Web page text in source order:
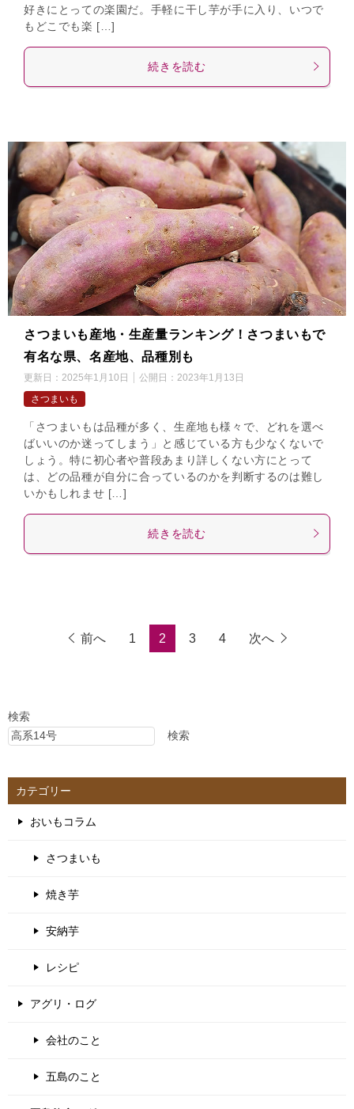
好きにとっての楽園だ。手軽に干し芋が手に入り、いつで
もどこでも楽 […]
続きを読む
さつまいも産地・生産量ランキング！さつまいもで
有名な県、名産地、品種別も
更新日： 2025年1月10日 公開日： 2023年1月13日
さつまいも
「さつまいもは品種が多く、生産地も様々で、どれを選べ
ばいいのか迷ってしまう」と感じている方も少なくないで
しょう。特に初心者や普段あまり詳しくない方にとって
は、どの品種が自分に合っているのかを判断するのは難し
いかもしれませ […]
続きを読む
前へ 1 2 3 4 次へ
検索
検索
カテゴリー
おいもコラム
さつまいも
焼き芋
安納芋
レシピ
アグリ・ログ
会社のこと
五島のこと